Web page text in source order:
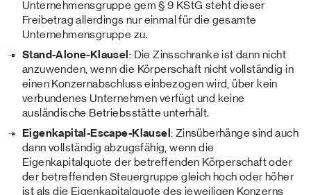
Unternehmensgruppe gem § 9 KStG steht dieser
Freibetrag allerdings nur einmal für die gesamte
Unternehmensgruppe zu.
Stand-Alone-Klausel : Die Zinsschranke ist dann nicht
anzuwenden, wenn die Körperschaft nicht vollständig in
einen Konzernabschluss einbezogen wird, über kein
verbundenes Unternehmen verfügt und keine
ausländische Betriebsstätte unterhält.
Eigenkapital-Escape-Klausel : Zinsüberhänge sind auch
dann vollständig abzugsfähig, wenn die
Eigenkapitalquote der betreffenden Körperschaft oder
der betreffenden Steuergruppe gleich hoch oder höher
ist als die Eigenkapitalquote des jeweiligen Konzerns